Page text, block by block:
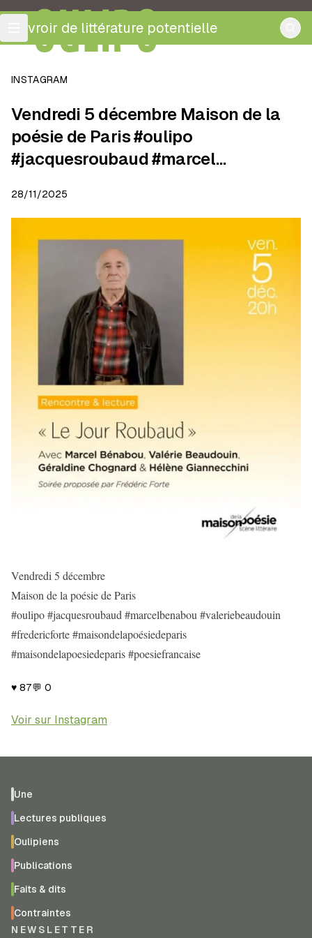
OULIPO
ouvroir de littérature potentielle
INSTAGRAM
Vendredi 5 décembre Maison de la
poésie de Paris #oulipo
#jacquesroubaud #marcel…
28/11/2025
Vendredi 5 décembre
Maison de la poésie de Paris
#oulipo #jacquesroubaud #marcelbenabou #valeriebeaudouin
#fredericforte #maisondelapoésiedeparis
#maisondelapoesiedeparis #poesiefrancaise
♥ 87💬 0
Voir sur Instagram
Une
Lectures publiques
Oulipiens
Publications
Faits & dits
Contraintes
NEWSLETTER